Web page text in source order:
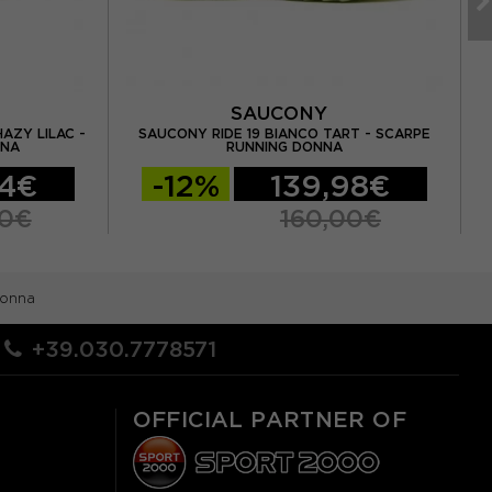
LILAC -
SAUCONY
SAUCONY RIDE 19 BIANCO TART - SCARPE
RUNNING DONNA
-12% 139,98€
160,00€
+39.030.7778571
OFFICIAL PARTNER OF